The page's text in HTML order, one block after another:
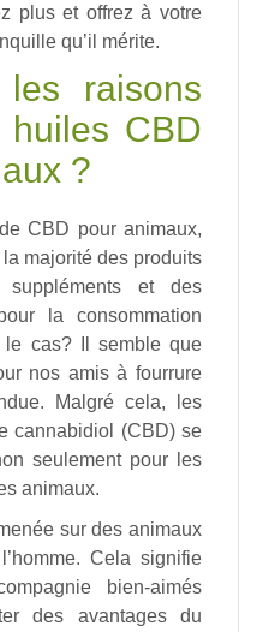
plus et offrez à votre
qu’il mérite.
raisons
huiles CBD
?
CBD pour animaux,
majorité des produits
suppléments et des
la consommation
le cas? Il semble que
nos amis à fourrure
Malgré cela, les
cannabidiol (CBD) se
seulement pour les
animaux.
sur des animaux
Cela signifie
bien-aimés
des avantages du